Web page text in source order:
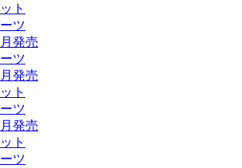
ト
ツ
発売
ツ
発売
ト
ツ
発売
ト
ツ